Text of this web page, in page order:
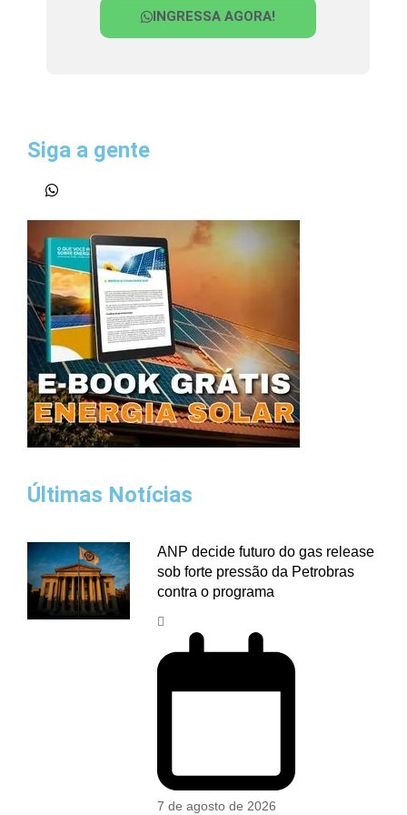
INGRESSA AGORA!
Siga a gente
Últimas Notícias
ANP decide futuro do gas release
sob forte pressão da Petrobras
contra o programa
7 de agosto de 2026